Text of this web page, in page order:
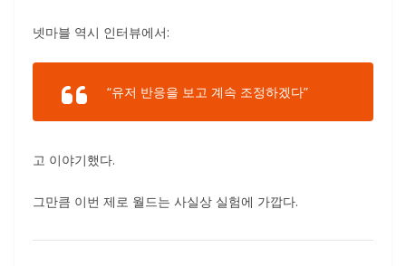
넷마블 역시 인터뷰에서:
“유저 반응을 보고 계속 조정하겠다”
고 이야기했다.
그만큼 이번 제로 월드는 사실상 실험에 가깝다.